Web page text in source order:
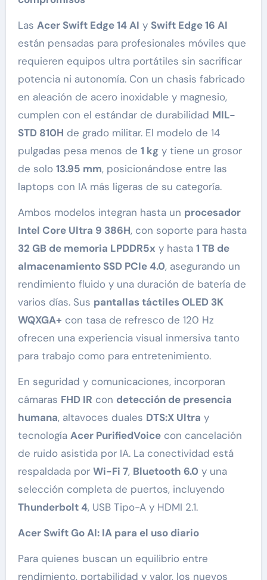
Las Acer Swift Edge 14 AI y Swift Edge 16 AI
están pensadas para profesionales móviles que
requieren equipos ultra portátiles sin sacrificar
potencia ni autonomía. Con un chasis fabricado
en aleación de acero inoxidable y magnesio,
cumplen con el estándar de durabilidad MIL-
STD 810H de grado militar. El modelo de 14
pulgadas pesa menos de 1 kgy tiene un grosor
de solo 13.95 mm, posicionándose entre las
laptops con IA más ligeras de su categoría.
Ambos modelos integran hasta un procesador
Intel Core Ultra 9 386H, con soporte para hasta
32 GB de memoria LPDDR5x y hasta 1 TB de
almacenamiento SSD PCIe 4.0, asegurando un
rendimiento fluido y una duración de batería de
varios días. Sus pantallas táctiles OLED 3K
WQXGA+ con tasa de refresco de 120 Hz
ofrecen una experiencia visual inmersiva tanto
para trabajo como para entretenimiento.
En seguridad y comunicaciones, incorporan
cámaras FHD IR con detección de presencia
humana, altavoces duales DTS:X Ultra y
tecnología Acer PurifiedVoicecon cancelación
de ruido asistida por IA. La conectividad está
respaldada por Wi-Fi 7, Bluetooth 6.0 y una
selección completa de puertos, incluyendo
Thunderbolt 4, USB Tipo-A y HDMI 2.1.
Acer Swift Go AI: IA para el uso diario
Para quienes buscan un equilibrio entre
rendimiento, portabilidad y valor, los nuevos